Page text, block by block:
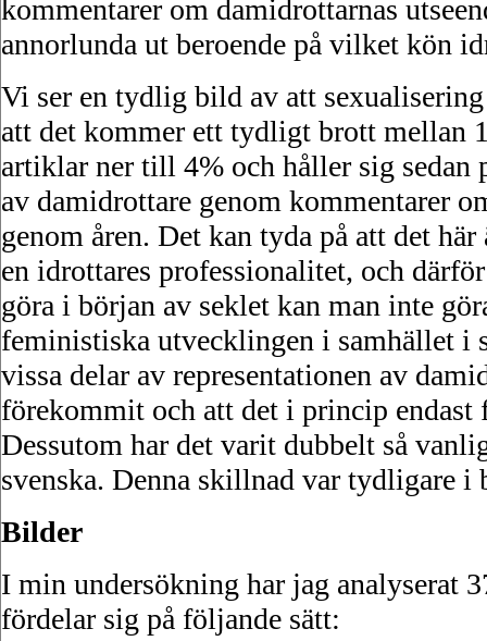
kommentarer om damidrottarnas
annorlunda ut beroende på vilket kön
Vi ser en tydlig bild av att
att det kommer ett tydligt brott mellan
artiklar ner till 4% och håller sig sedan
av damidrottare genom kommentarer
genom åren. Det kan tyda på att det
en idrottares professionalitet, och
göra i början av seklet kan man inte
feministiska utvecklingen i samhället
vissa delar av representationen av
förekommit och att det i princip
Dessutom har det varit dubbelt så
svenska. Denna skillnad var tydligare i
Bilder
I min undersökning har jag analyserat
fördelar sig på följande sätt: